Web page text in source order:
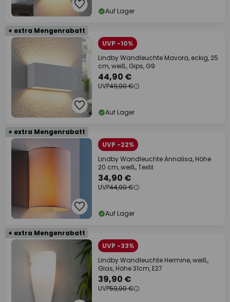
Auf Lager
+ extra Mengenrabatt
UVP -10%
Lindby Wandleuchte Mavora, eckig, 25
cm, weiß, Gips, G9
44,90 €
UVP49,90 €
Auf Lager
+ extra Mengenrabatt
UVP -22%
Lindby Wandleuchte Annalisa, Höhe
20 cm, weiß, Textil
34,90 €
UVP44,90 €
Auf Lager
+ extra Mengenrabatt
UVP -33%
Lindby Wandleuchte Hermine, weiß,
Glas, Höhe 31cm, E27
39,90 €
UVP59,90 €